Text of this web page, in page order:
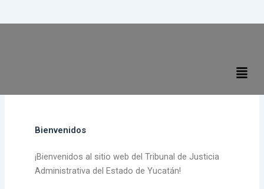
Bienvenidos
¡Bienvenidos al sitio web del Tribunal de Justicia
Administrativa del Estado de Yucatán!